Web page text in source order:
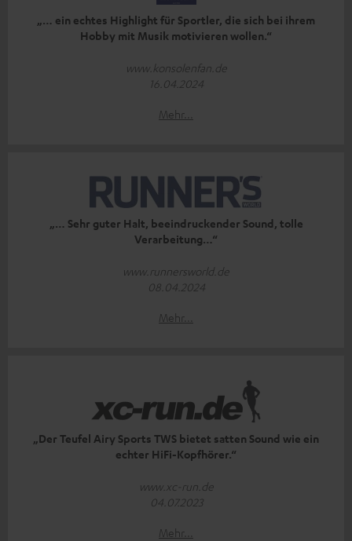
„… ein echtes Highlight für Sportler, die sich bei ihrem
Hobby mit Musik motivieren wollen.“
www.konsolenfan.de
16.04.2024
Mehr...
„… Sehr guter Halt, beeindruckender Sound, tolle
Verarbeitung…“
www.runnersworld.de
08.04.2024
Mehr...
„Der Teufel Airy Sports TWS bietet satten Sound wie ein
echter HiFi-Kopfhörer.“
www.xc-run.de
04.07.2023
Mehr...